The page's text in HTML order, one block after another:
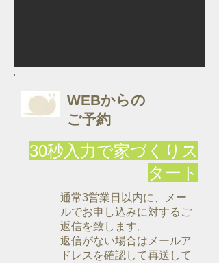
WEBからの
ご予約
30秒入力で家づくりス
タート
通常3営業日以内に、メー
ルでお申し込みに対するご
返信を致します。
返信がない場合はメールア
ドレスを確認して再送して